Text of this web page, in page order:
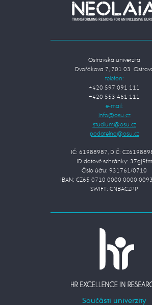
Ostravská univerzita
Dvořákova 7, 701 03
telefon:
+420 597 091 111
+420 553 461 111
e-mail:
IČ: 61988987, DIČ:
ID datové schránky: 37gj9fm
Číslo účtu: 931761/0710
IBAN: CZ65 0710 0000 0000
SWIFT: CNBACZPP
Součásti univerzity